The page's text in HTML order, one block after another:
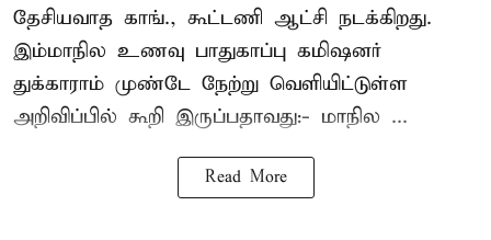
தேசியவாத காங்., கூட்டணி ஆட்சி நடக்கிறது.
இம்மாநில உணவு பாதுகாப்பு கமிஷனர்
துக்காராம் முண்டே நேற்று வெளியிட்டுள்ள
அறிவிப்பில் கூறி இருப்பதாவது:- மாநில ...
Read More